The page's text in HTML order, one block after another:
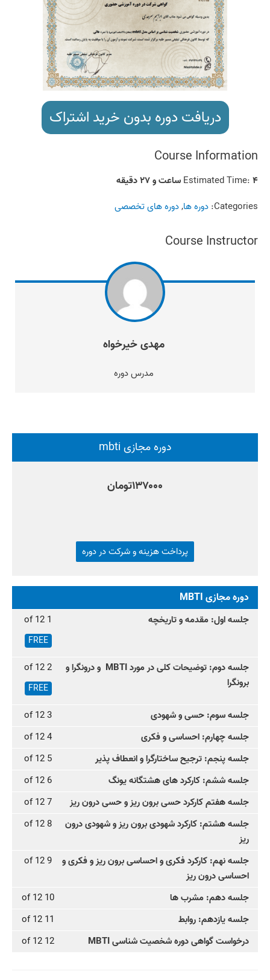
دریافت دوره بدون خرید اشتراک
Course Information
Estimated Time: ۴ ساعت و ۲۷ دقیقه
Categories: دوره ها,دوره های تخصصی
Course Instructor
مهدی خیرخواه
مدرس دوره
دوره مجازی mbti
۱۳۷۰۰۰
پرداخت هزینه و شرکت در دوره
دوره مجازی MBTI
1 of 12
FREE
جلسه اول: مقدمه و تاریخچه
2 of 12
FREE
جلسه دوم: توضیحات کلی در مورد MBTI و درونگرا و
برونگرا
3 of 12
جلسه سوم: حسی و شهودی
4 of 12
جلسه چهارم: احساسی و فکری
5 of 12
جلسه پنجم: ترجیح ساختارگرا و انعطاف پذیر
6 of 12
جلسه ششم: کارکرد های هشتگانه یونگ
7 of 12
جلسه هفتم کارکرد حسی برون ریز و حسی درون ریز
8 of 12
جلسه هشتم: کارکرد شهودی برون ریز و شهودی درون
ریز
9 of 12
جلسه نهم: کارکرد فکری و احساسی برون ریز و فکری و
احساسی درون ریز
10 of 12
جلسه دهم: مشرب ها
11 of 12
جلسه یازدهم: روابط
12 of 12
درخواست گواهی دوره شخصیت شناسی MBTI